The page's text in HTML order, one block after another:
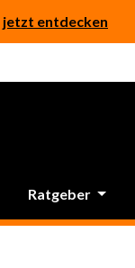
jetzt entdecken
Ratgeber